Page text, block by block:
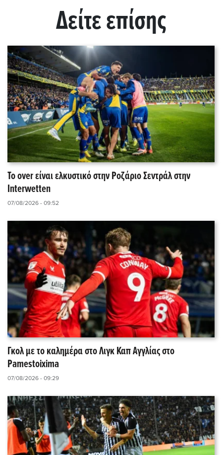
Δείτε επίσης
Το over είναι ελκυστικό στην Ροζάριο Σεντράλ στην
Interwetten
07/08/2026 - 09:52
Γκολ με το καλημέρα στο Λιγκ Καπ Αγγλίας στο
Pamestoixima
07/08/2026 - 09:29